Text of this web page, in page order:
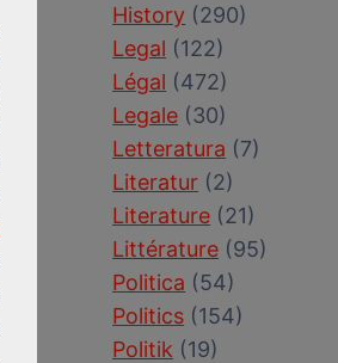
History (290)
Legal (122)
Légal (472)
Legale (30)
Letteratura (7)
Literatur (2)
Literature (21)
Littérature (95)
Politica (54)
Politics (154)
Politik (19)